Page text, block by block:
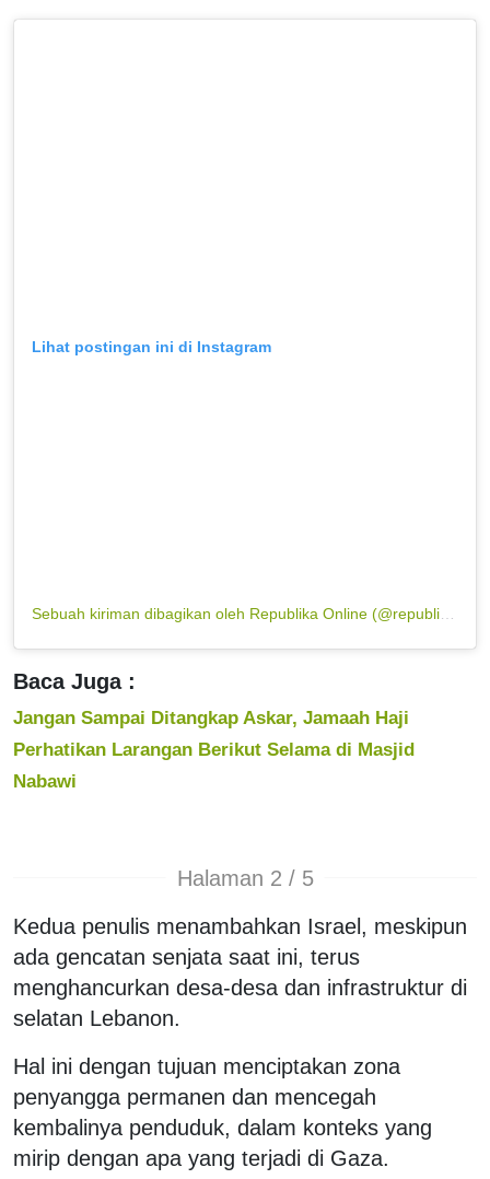
Lihat postingan ini di Instagram
Sebuah kiriman dibagikan oleh Republika Online (@republikaonline)
Baca Juga :
Jangan Sampai Ditangkap Askar, Jamaah Haji
Perhatikan Larangan Berikut Selama di Masjid
Nabawi
Halaman 2 / 5
Kedua penulis menambahkan Israel, meskipun
ada gencatan senjata saat ini, terus
menghancurkan desa-desa dan infrastruktur di
selatan Lebanon.
Hal ini dengan tujuan menciptakan zona
penyangga permanen dan mencegah
kembalinya penduduk, dalam konteks yang
mirip dengan apa yang terjadi di Gaza.